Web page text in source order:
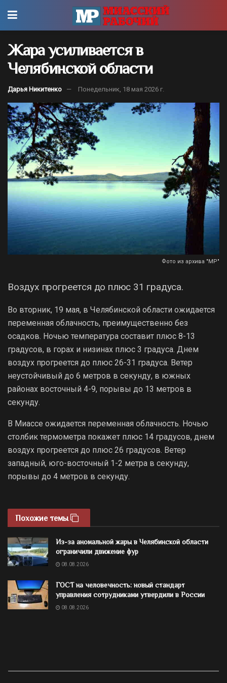
Жара усиливается в
Челябинской области
Дарья Никитенко Понедельник, 18 мая 2026 г.
Фото из архива "МР"
Воздух прогреется до плюс 31 градуса.
Во вторник, 19 мая, в Челябинской области ожидается
переменная облачность, преимущественно без
осадков. Ночью температура составит плюс 8-13
градусов, в горах и низинах плюс 3 градуса. Днем
воздух прогреется до плюс 26-31 градуса. Ветер
неустойчивый до 6 метров в секунду, в южных
районах восточный 4-9, порывы до 13 метров в
секунду.
В Миассе ожидается переменная облачность. Ночью
столбик термометра покажет плюс 14 градусов, днем
воздух прогреется до плюс 26 градусов. Ветер
западный, юго-восточный 1-2 метра в секунду,
порывы до 4 метров в секунду.
Похожие темы
Из-за аномальной жары в Челябинской области
ограничили движение фур
08.08.2026
ГОСТ на человечность: новый стандарт
управления сотрудниками утвердили в России
08.08.2026